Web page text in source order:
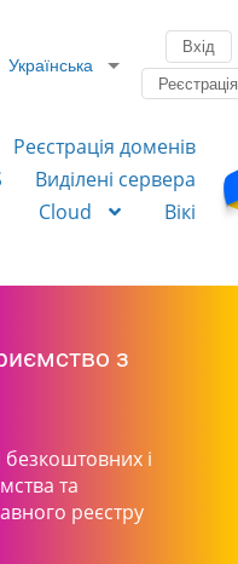
Українська
Вхід
Реєстрація
Реєстрація доменів
Виділені сервера
Cloud
Вікі
з
і
та
реєстру